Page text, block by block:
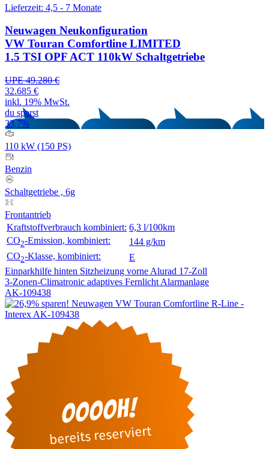
Lieferzeit: 4,5 - 7 Monate
Neuwagen Neukonfiguration
VW Touran Comfortline LIMITED
1.5 TSI OPF ACT 110kW Schaltgetriebe
UPE 49.280 €
32.685 €
inkl. 19% MwSt.
du sparst
33,7%
110 kW (150 PS)
Benzin
Schaltgetriebe , 6g
Frontantrieb
Kraftstoffverbrauch kombiniert: 6,3 l/100km
CO2-Emission, kombiniert:
144 g/km
CO2-Klasse, kombiniert:
E
Einparkhilfe hinten Sitzheizung vorne Alurad 17-Zoll
3-Zonen-Climatronic adaptives Fernlicht Alarmanlage
AK-109438